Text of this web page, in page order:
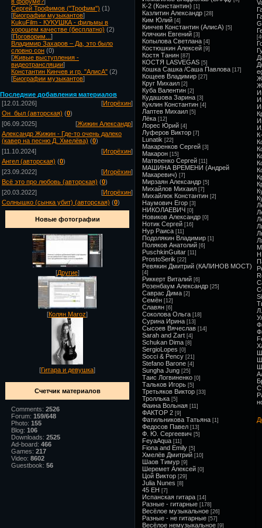
Сергей Трофимов ("Трофим") (1)
[Биографии музыкантов]
KukuFilm - КУКУШКА - фильмы в
хорошем качестве (бесплатно) (2)
[Поговорим... ]
Владимир Захаров – Да, это было
словно сон (0)
[Живые выступления -
видеотрансляции]
Константин Кинчев и гр. "АлисА" (2)
[Биографии музыкантов]
Последние добавления материалов
[12.01.2026]
[Игорёхин]
Он_был (авторская) (0)
[06.09.2025]
[Жижин Александр]
Александр Жижин - Где-то очень далеко
(кавер на песню Д. Хмелёва) (0)
[11.10.2024]
[Игорёхин]
Ангел (авторская) (0)
[23.09.2022]
[Игорёхин]
Всё это про любовь (авторская) (0)
[20.03.2022]
[Игорёхин]
Солнышко (сынка убит) (авторская) (0)
Новые фотографии
[Другие]
[Колян Maroz]
[Гитара и девушка]
Счетчик материалов
Comments: 2526
Forum: 159/648
Photo: 155
Blog: 106
Downloads: 2525
Ad-board: 466
Games: 217
Video: 8602
Guestbook: 56
К-2 (Константин) [1]
Казлитин Александр [28]
Ким Юлий [4]
Кинчев Константин (АлисА) [5]
Клячкин Евгений [3]
Копылова Светлана [4]
Костюшкин Алексей [9]
Костя Танин [87]
КОСТЯ LASVEGAS [5]
Кошка Сашка /Саша Павлова [17]
Кощеев Владимир [27]
Круг Михаил [2]
Куба Валентин [2]
Кудашова Зарина [3]
Куклин Константин [4]
Лаптев Михаил [5]
Лёка [12]
Лорес Юрий [4]
Луферов Виктор [7]
Lunatik [22]
Макаренков Сергей [3]
Макарон [15]
Матвеенко Сергей [11]
МАШИНА ВРЕМЕНИ (Андрей
Макаревич) [7]
Мирзаян Александр [5]
Михайлов Михаил [7]
Михайлюк Константин [2]
Наумович Егор [3]
НИКОЛАЕВИЧ [0]
Новиков Александр [0]
Нотик Сергей [16]
Нур Раиса [11]
Подолякин Владимир [1]
Поляков Анатолий [6]
PuschkinGuitar [11]
ProstoSerik [22]
Ревякин Дмитрий (КАЛИНОВ МОСТ)
[4]
Риккерт Виталий [6]
Розенбаум Александр [25]
Саврас Дима [2]
Семён [12]
Славян [6]
Соколова Ольга [18]
Сурина Ирина [13]
Сысоев Вячеслав [14]
Sarah and Zart [4]
Schukan Dima [8]
SergioLopes [0]
Socci & Pency [21]
Stefano Barone [4]
Sungha Jung [25]
Таис Логвиненко [0]
Тальков Игорь [5]
Третьяков Виктор [33]
Троллька [5]
Фаина Вольная [11]
ФАКТОР 2 [9]
Фатильникова Татьяна [1]
Федосов Павел [13]
Ф. Ю. Сергеевич [5]
FeyaAqua [11]
Fiona and Emily [5]
Хмелёв Дмитрий [10]
Шаов Тимур [9]
Шеремет Алексей [0]
Цой Виктор [29]
Julia Nunes [8]
45 ЕН [7]
Испанская гитара [14]
Разные - гитарные [178]
Весёлое музыкальное [26]
Разные - не гитарные [57]
Весёлое немузыкальное [9]